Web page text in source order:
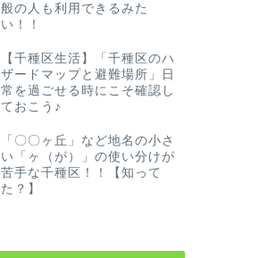
般の人も利用できるみた
い！！
【千種区生活】「千種区のハ
ザードマップと避難場所」日
常を過ごせる時にこそ確認し
ておこう♪
「〇〇ヶ丘」など地名の小さ
い「ヶ（が）」の使い分けが
苦手な千種区！！【知って
た？】